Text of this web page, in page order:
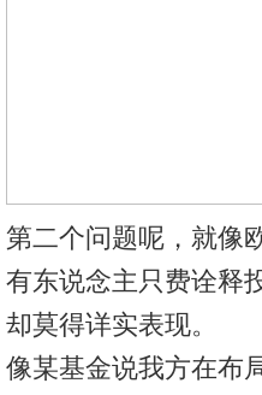
第二个问题呢，就像
有东说念主只费诠释
却莫得详实表现。
像某基金说我方在布